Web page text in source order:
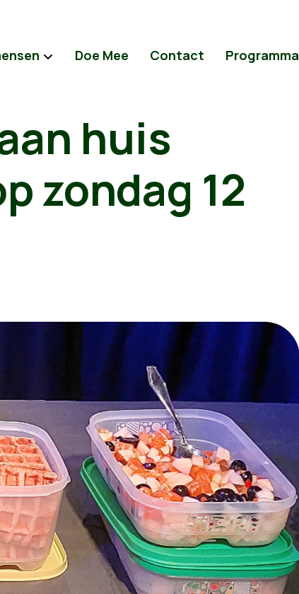
Doe Mee Contact Programma
huis
zondag 12